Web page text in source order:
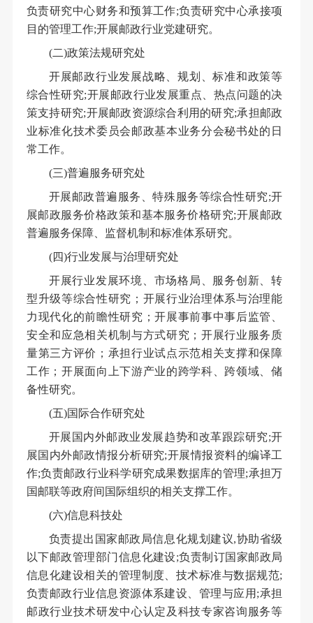
负责研究中心财务和预算工作;负责研究中心承接项
目的管理工作;开展邮政行业党建研究。
(二)政策法规研究处
开展邮政行业发展战略、规划、标准和政策等
综合性研究;开展邮政行业发展重点、热点问题的决
策支持研究;开展邮政资源综合利用的研究;承担邮政
业标准化技术委员会邮政基本业务分会秘书处的日
常工作。
(三)普遍服务研究处
开展邮政普遍服务、特殊服务等综合性研究;开
展邮政服务价格政策和基本服务价格研究;开展邮政
普遍服务保障、监督机制和标准体系研究。
(四)行业发展与治理研究处
开展行业发展环境、市场格局、服务创新、转
型升级等综合性研究；开展行业治理体系与治理能
力现代化的前瞻性研究；开展事前事中事后监管、
安全和应急相关机制与方式研究；开展行业服务质
量第三方评价；承担行业试点示范相关支撑和保障
工作；开展面向上下游产业的跨学科、跨领域、储
备性研究。
(五)国际合作研究处
开展国内外邮政业发展趋势和改革跟踪研究;开
展国内外邮政情报分析研究;开展情报资料的编译工
作;负责邮政行业科学研究成果数据库的管理;承担万
国邮联等政府间国际组织的相关支撑工作。
(六)信息科技处
负责提出国家邮政局信息化规划建议,协助省级
以下邮政管理部门信息化建设;负责制订国家邮政局
信息化建设相关的管理制度、技术标准与数据规范;
负责邮政行业信息资源体系建设、管理与应用;承担
邮政行业技术研发中心认定及科技专家咨询服务等